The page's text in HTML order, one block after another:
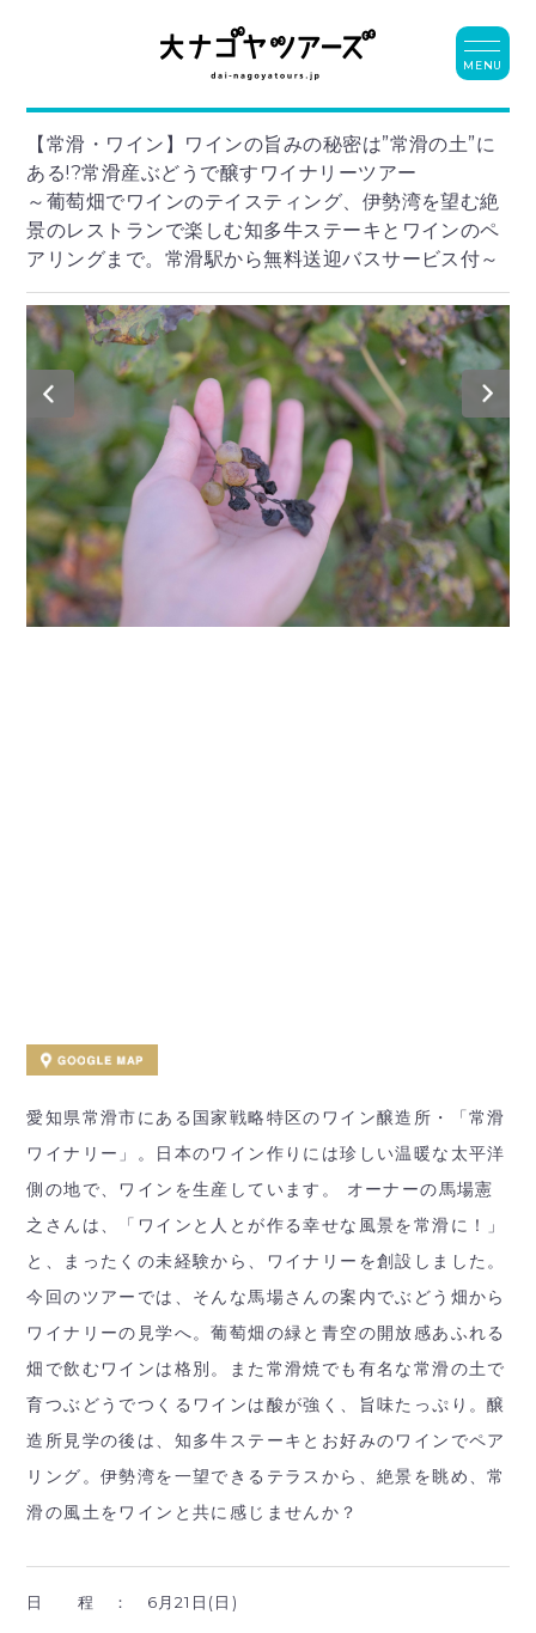
【常滑・ワイン】ワインの旨みの秘密は”常滑の土”に
ある!?常滑産ぶどうで醸すワイナリーツアー
～葡萄畑でワインのテイスティング、伊勢湾を望む絶
景のレストランで楽しむ知多牛ステーキとワインのペ
アリングまで。常滑駅から無料送迎バスサービス付～
愛知県常滑市にある国家戦略特区のワイン醸造所・「常滑
ワイナリー」。日本のワイン作りには珍しい温暖な太平洋
側の地で、ワインを生産しています。 オーナーの馬場憲
之さんは、「ワインと人とが作る幸せな風景を常滑に！」
と、まったくの未経験から、ワイナリーを創設しました。
今回のツアーでは、そんな馬場さんの案内でぶどう畑から
ワイナリーの見学へ。葡萄畑の緑と青空の開放感あふれる
畑で飲むワインは格別。また常滑焼でも有名な常滑の土で
育つぶどうでつくるワインは酸が強く、旨味たっぷり。醸
造所見学の後は、知多牛ステーキとお好みのワインでペア
リング。伊勢湾を一望できるテラスから、絶景を眺め、常
滑の風土をワインと共に感じませんか？
日 程 ： 6月21日(日)
MENU